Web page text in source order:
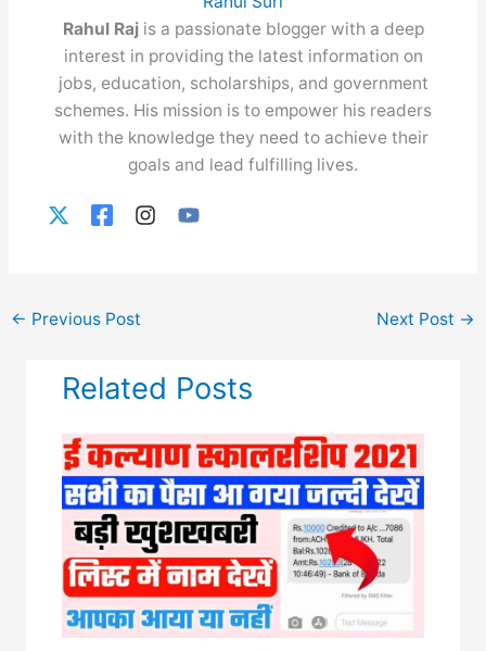
Rahul Raj is a passionate blogger with a deep
interest in providing the latest information on
jobs, education, scholarships, and government
schemes. His mission is to empower his readers
with the knowledge they need to achieve their
goals and lead fulfilling lives.
← Previous Post Next Post →
Related Posts